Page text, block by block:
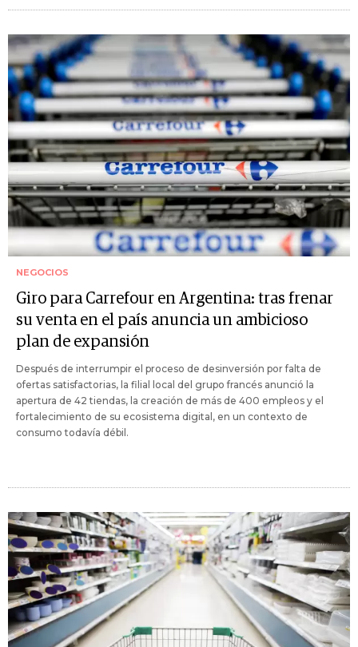
NEGOCIOS
Giro para Carrefour en Argentina: tras frenar
su venta en el país anuncia un ambicioso
plan de expansión
Después de interrumpir el proceso de desinversión por falta de
ofertas satisfactorias, la filial local del grupo francés anunció la
apertura de 42 tiendas, la creación de más de 400 empleos y el
fortalecimiento de su ecosistema digital, en un contexto de
consumo todavía débil.